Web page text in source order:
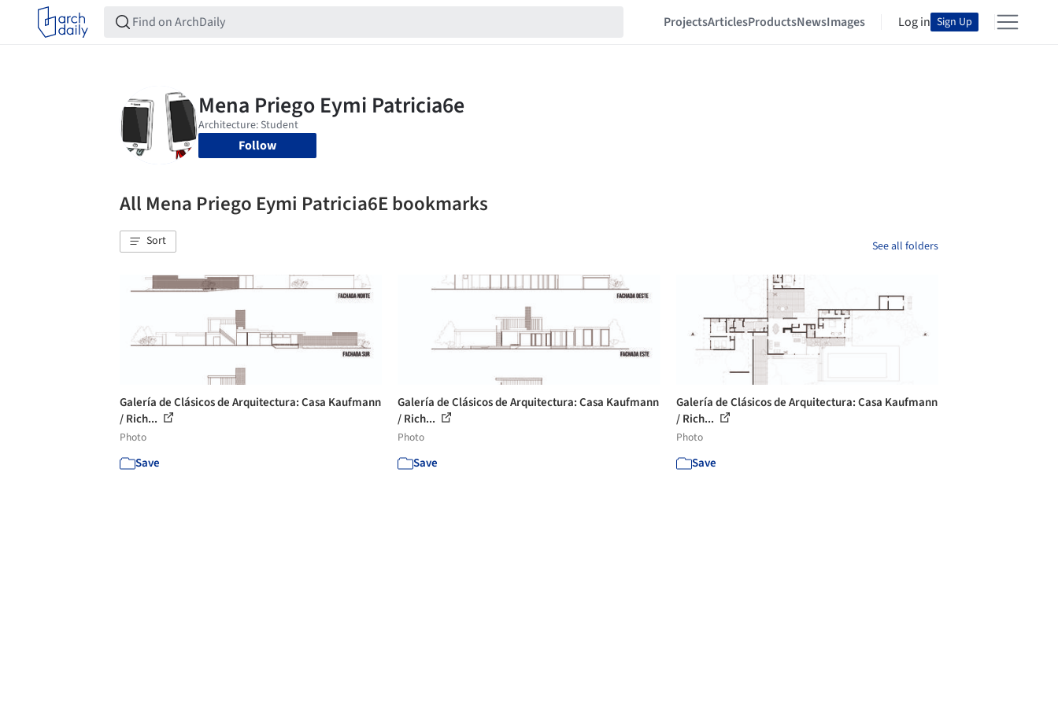
ProjectsArticlesProductsNewsImages Log in Sign Up
Follow
All Mena Priego Eymi Patricia6E bookmarks
Sort See all folders
Galería de Clásicos de Arquitectura: Casa Kaufmann
/ Rich...
Photo
Save
Galería de Clásicos de Arquitectura: Casa Kaufmann
/ Rich...
Photo
Save
Galería de Clásicos de Arquitectura: Casa Kaufmann
/ Rich...
Photo
Save